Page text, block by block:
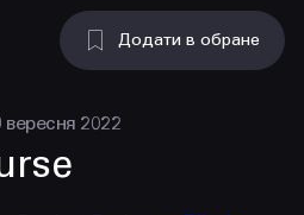
УВІЙТИ
Додати в обране
вересня 2022